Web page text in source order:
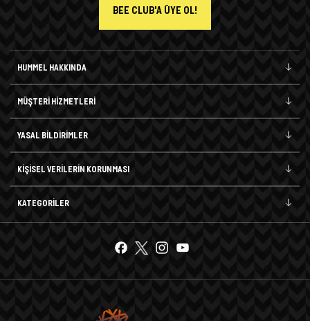
HUMMEL HAKKINDA
MÜŞTERİ HİZMETLERİ
YASAL BİLDİRİMLER
KİŞİSEL VERİLERİN KORUNMASI
KATEGORİLER
BEE CLUB'A ÜYE OL!